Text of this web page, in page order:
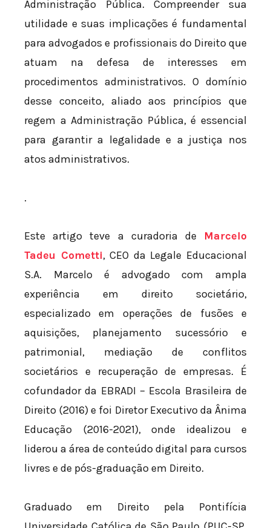
Administração Pública. Compreender sua
utilidade e suas implicações é fundamental
para advogados e profissionais do Direito que
atuam na defesa de interesses em
procedimentos administrativos. O domínio
desse conceito, aliado aos princípios que
regem a Administração Pública, é essencial
para garantir a legalidade e a justiça nos
atos administrativos.
.
Este artigo teve a curadoria de Marcelo
Tadeu Cometti, CEO da Legale Educacional
S.A. Marcelo é advogado com ampla
experiência em direito societário,
especializado em operações de fusões e
aquisições, planejamento sucessório e
patrimonial, mediação de conflitos
societários e recuperação de empresas. É
cofundador da EBRADI – Escola Brasileira de
Direito (2016) e foi Diretor Executivo da Ânima
Educação (2016-2021), onde idealizou e
liderou a área de conteúdo digital para cursos
livres e de pós-graduação em Direito.
Graduado em Direito pela Pontifícia